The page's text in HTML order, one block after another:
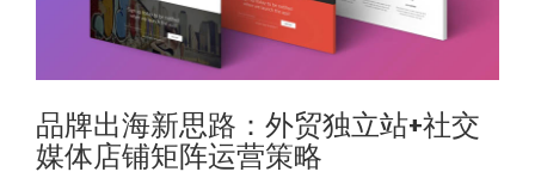
品牌出海新思路：外贸独立站+社交
媒体店铺矩阵运营策略